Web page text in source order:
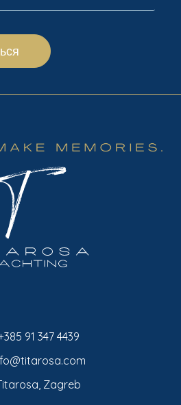
91 347 4439
Zagreb